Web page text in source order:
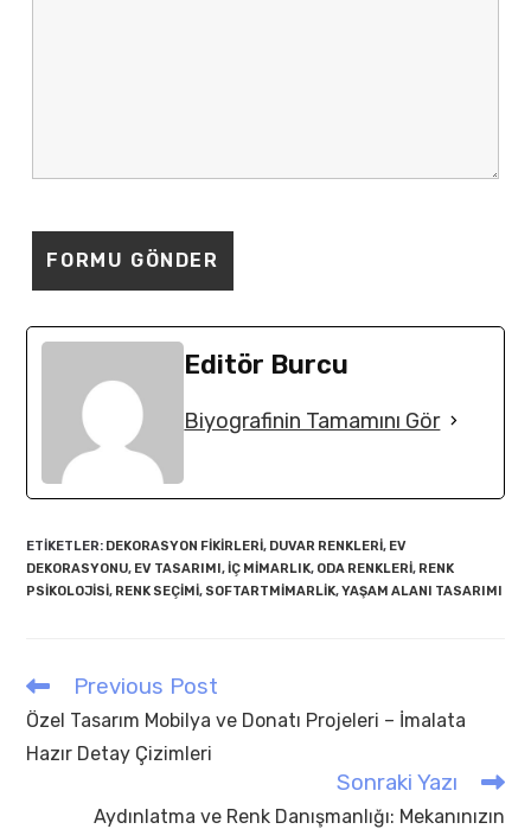
Editör Burcu
Biyografinin Tamamını Gör
ETIKETLER: DEKORASYON FIKIRLERI, DUVAR RENKLERI, EV
DEKORASYONU, EV TASARIMI,IÇ MIMARLIK, ODA RENKLERI, RENK
PSIKOLOJISI, RENK SEÇIMI, SOFTARTMIMARLIK,YAŞAM ALANI TASARIMI
Read
more
articles
Previous Post
Özel Tasarım Mobilya ve Donatı Projeleri – İmalata
Hazır Detay Çizimleri
Sonraki Yazı
Aydınlatma ve Renk Danışmanlığı: Mekanınızın